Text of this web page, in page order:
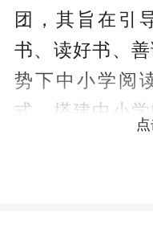
团，其旨在引
书、读好书、
势下中小学阅
式，搭建中小
类校园阅读活